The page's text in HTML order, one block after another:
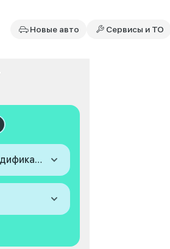
Новые авто Сервисы и ТО
Модификация